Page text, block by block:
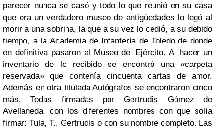
parecer nunca se casó y todo lo que reunió en su casa
que era un verdadero museo de antigüedades lo legó al
morir a una sobrina, la que a su vez lo cedió, a su debido
tiempo, a la Academia de Infantería de Toledo de donde
en definitiva pasaron al Museo del Ejército. Al hacer un
inventario de lo recibido se encontró una «carpeta
reservada» que contenía cincuenta cartas de amor.
Además en otra titulada Autógrafos se encontraron cinco
más. Todas firmadas por Gertrudis Gómez de
Avellaneda, con los diferentes nombres con que solía
firmar: Tula, T., Gertrudis o con su nombre completo. Las